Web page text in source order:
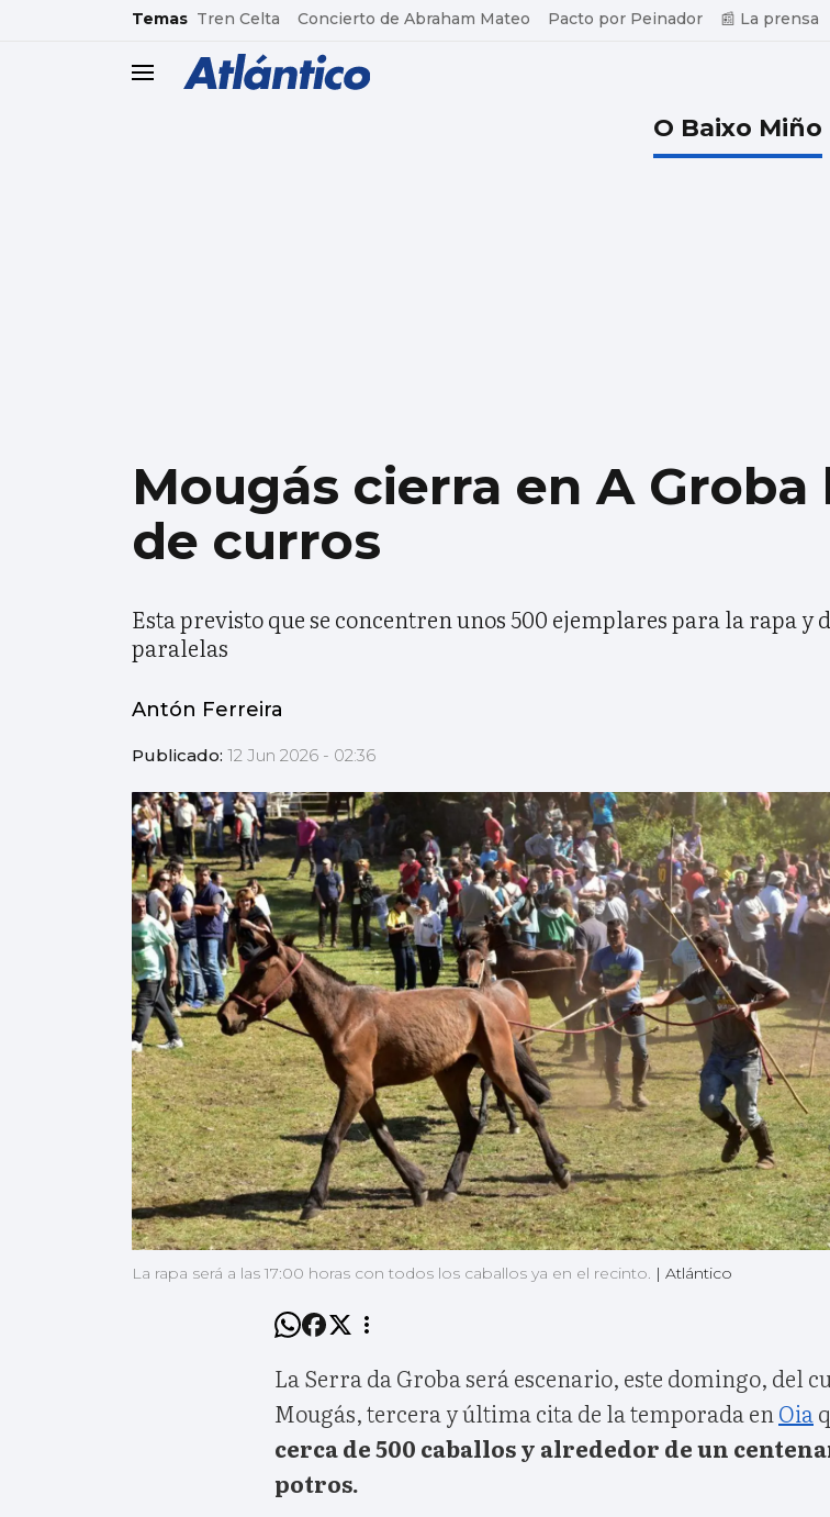
common.go-to-content
Temas Tren Celta Concierto de Abraham Mateo Pacto por Peinador 📰 La prensa
header.menu.open
O Baixo Miño
Mougás cierra en A
de curros
Esta previsto que se concentren unos 500 ejemplares para la rapa y
paralelas
Antón Ferreira
Publicado: 12 Jun 2026 - 02:36
La rapa será a las 17:00 horas con todos los caballos ya en el recinto. | Atlántico
La Serra da Groba será escenario, este domingo, del
Mougás, tercera y última cita de la temporada en Oia
cerca de 500 caballos y alrededor de un
potros.